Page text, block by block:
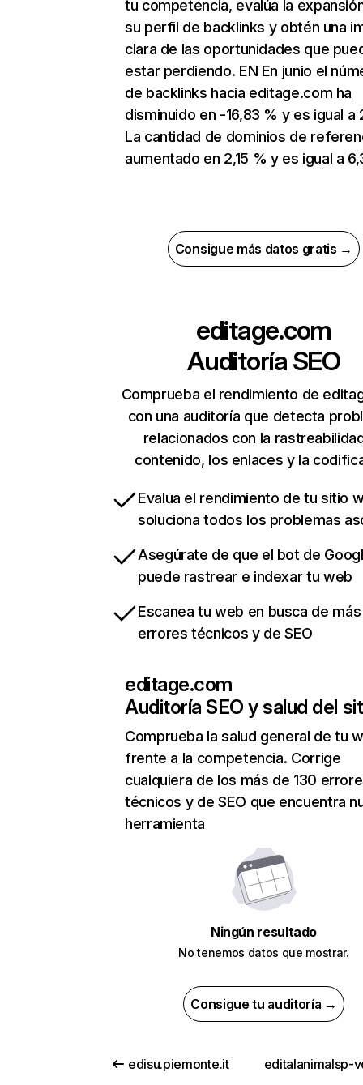
tu competencia, evalúa la
su perfil de backlinks y obtén una
clara de las oportunidades que
estar perdiendo. EN En junio el
de backlinks hacia editage.com ha
disminuido en -16,83 % y es igual a
La cantidad de dominios de
aumentado en 2,15 % y es igual a
Consigue más datos gratis →
editage.com
Auditoría SEO
Comprueba el rendimiento de
con una auditoría que detecta
relacionados con la
contenido, los enlaces y la
Evalua el rendimiento de tu sitio
soluciona todos los problemas
Asegúrate de que el bot de
puede rastrear e indexar tu web
Escanea tu web en busca de
errores técnicos y de SEO
editage.com
Auditoría SEO y salud del
Comprueba la salud general de tu
frente a la competencia. Corrige
cualquiera de los más de 130
técnicos y de SEO que encuentra
herramienta
Ningún resultado
No tenemos datos que mostrar.
Consigue tu auditoría →
edisu.piemonte.it